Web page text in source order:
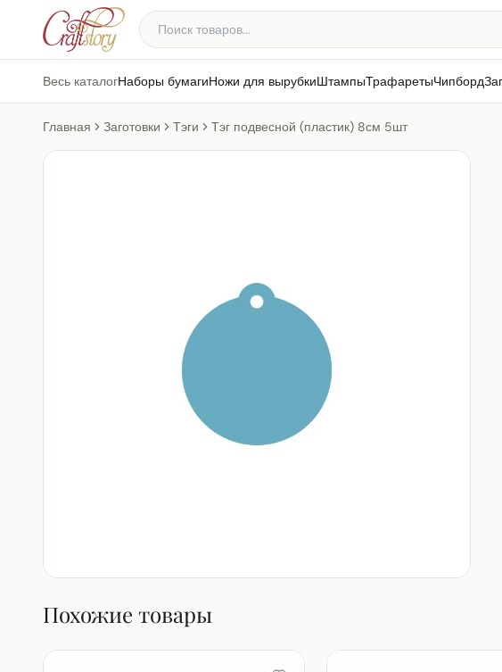
Весь каталогНаборы бумагиНожи для вырубкиШтампыТрафаретыЧипборд
Главная Заготовки Тэги Тэг подвесной (пластик) 8см 5шт
Похожие товары